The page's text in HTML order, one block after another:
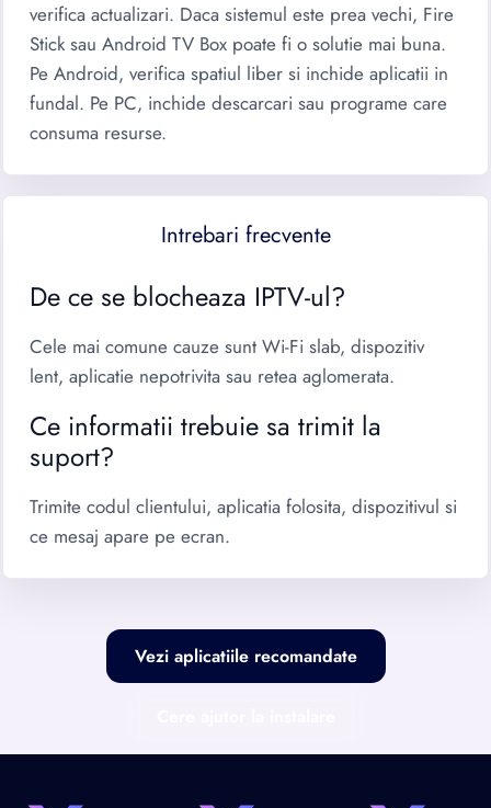
verifica actualizari. Daca sistemul este prea vechi, Fire
Stick sau Android TV Box poate fi o solutie mai buna.
Pe Android, verifica spatiul liber si inchide aplicatii in
fundal. Pe PC, inchide descarcari sau programe care
consuma resurse.
Intrebari frecvente
De ce se blocheaza IPTV-ul?
Cele mai comune cauze sunt Wi-Fi slab, dispozitiv
lent, aplicatie nepotrivita sau retea aglomerata.
Ce informatii trebuie sa trimit la
suport?
Trimite codul clientului, aplicatia folosita, dispozitivul si
ce mesaj apare pe ecran.
Vezi aplicatiile recomandate